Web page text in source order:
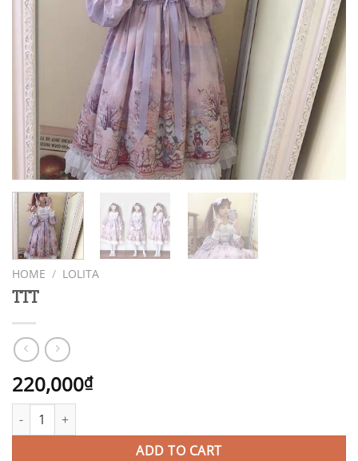
HOME / LOLITA
TTT
220,000₫
TTT quantity
ADD TO CART